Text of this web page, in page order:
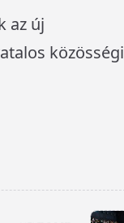
az új
közösségi